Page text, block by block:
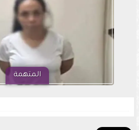
المتهمة